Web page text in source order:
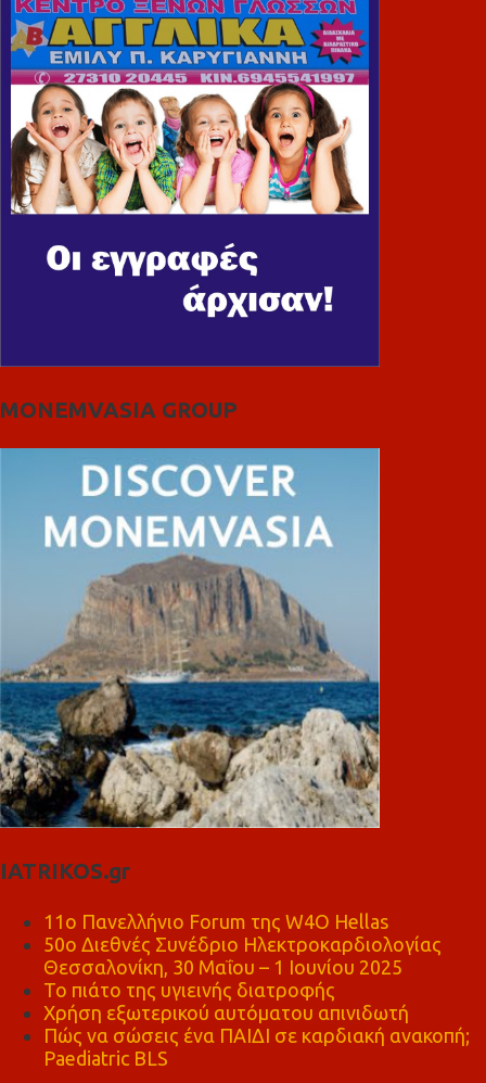
MONEMVASIA GROUP
IATRIKOS.gr
11ο Πανελλήνιο Forum της W4O Hellas
50ο Διεθνές Συνέδριο Ηλεκτροκαρδιολογίας
Θεσσαλονίκη, 30 Μαΐου – 1 Ιουνίου 2025
Το πιάτο της υγιεινής διατροφής
Χρήση εξωτερικού αυτόματου απινιδωτή
Πώς να σώσεις ένα ΠΑΙΔΙ σε καρδιακή ανακοπή;
Paediatric BLS